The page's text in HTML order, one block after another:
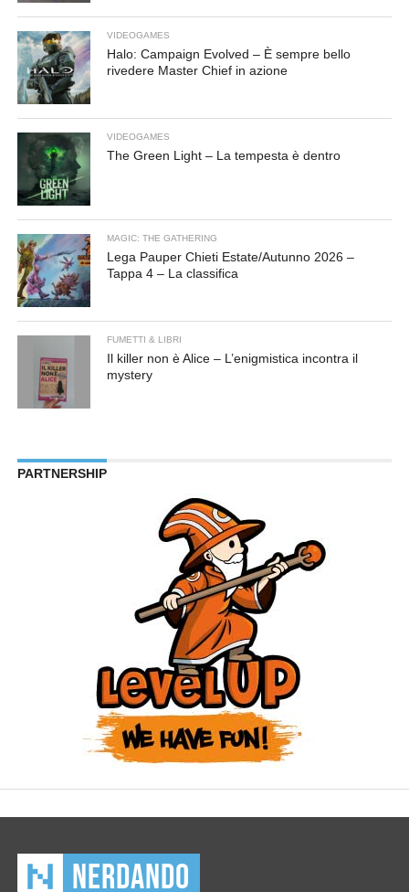
VIDEOGAMES
Halo: Campaign Evolved – È sempre bello
rivedere Master Chief in azione
VIDEOGAMES
The Green Light – La tempesta è dentro
MAGIC: THE GATHERING
Lega Pauper Chieti Estate/Autunno 2026 –
Tappa 4 – La classifica
FUMETTI & LIBRI
Il killer non è Alice – L’enigmistica incontra il
mystery
PARTNERSHIP